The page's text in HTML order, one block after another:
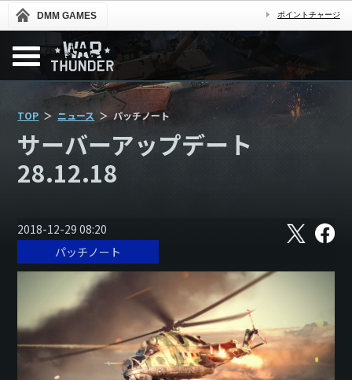
DMM GAMES ポイントチャージ
TOP ニュース パッチノート
サーバーアップデート
28.12.18
2018-12-29 08:20 X フ
ェ
ス
パッチノート